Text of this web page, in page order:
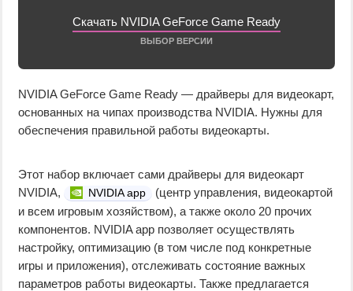
Скачать NVIDIA GeForce Game Ready
ВЫБОР ВЕРСИИ
NVIDIA GeForce Game Ready — драйверы для видеокарт,
основанных на чипах производства NVIDIA. Нужны для
обеспечения правильной работы видеокарты.
Этот набор включает сами драйверы для видеокарт
NVIDIA,
NVIDIA app
(центр управления, видеокартой
и всем игровым хозяйством), а также около 20 прочих
компонентов. NVIDIA app позволяет осуществлять
настройку, оптимизацию (в том числе под конкретные
игры и приложения), отслеживать состояние важных
параметров работы видеокарты. Также предлагается